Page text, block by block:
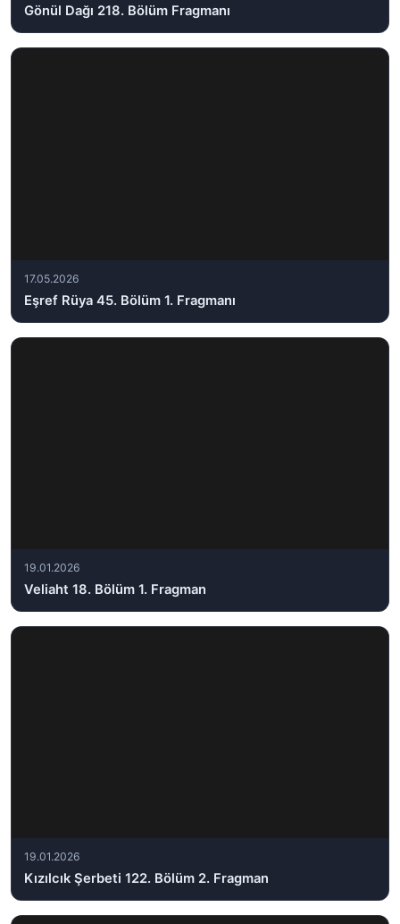
Gönül Dağı 218. Bölüm Fragmanı
17.05.2026
Eşref Rüya 45. Bölüm 1. Fragmanı
19.01.2026
Veliaht 18. Bölüm 1. Fragman
19.01.2026
Kızılcık Şerbeti 122. Bölüm 2. Fragman